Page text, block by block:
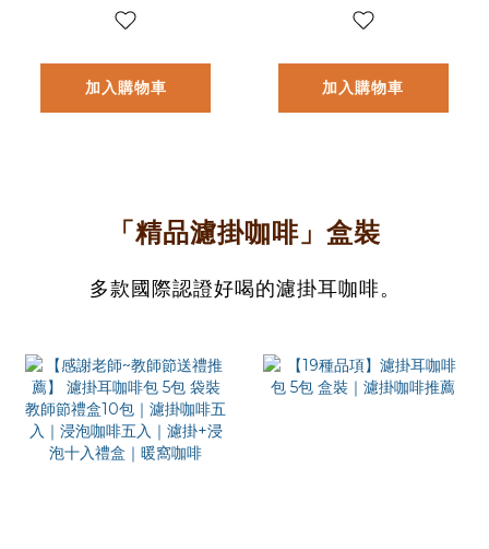
加入購物車 加入購物車
「精品濾掛咖啡」盒裝
多款國際認證好喝的濾掛耳咖啡。